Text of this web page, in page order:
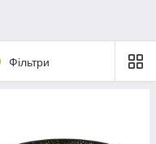
Фільтри